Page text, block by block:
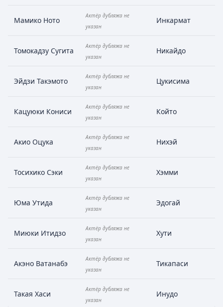
Мамико Ното
Актёр дубляжа не
указан
Инкармат
Томокадзу Сугита
Актёр дубляжа не
указан
Никайдо
Эйдзи Такэмото
Актёр дубляжа не
указан
Цукисима
Кацуюки Кониси
Актёр дубляжа не
указан
Който
Акио Оцука
Актёр дубляжа не
указан
Нихэй
Тосихико Сэки
Актёр дубляжа не
указан
Хэмми
Юма Утида
Актёр дубляжа не
указан
Эдогай
Миюки Итидзо
Актёр дубляжа не
указан
Хути
Акэно Ватанабэ
Актёр дубляжа не
указан
Тикапаси
Такая Хаси
Актёр дубляжа не
указан
Инудо